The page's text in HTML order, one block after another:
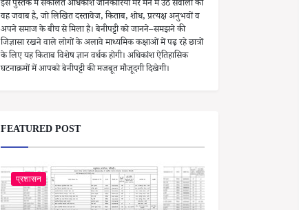
इस पुस्तक में संकलित अधिकांश जानकारियां मेरे मन में उठे सवालों का
वह जवाब है, जो लिखित दस्तावेज, किताब, शोध, प्रत्यक्ष अनुभवों व
अपने समाज के बीच से मिला है। बेनीपट्टी को जानने–समझने की
जिज्ञासा रखने वाले लोगों के अलावे माध्यमिक कक्षाओं में पढ़ रहे छात्रों
के लिए यह किताब विशेष ज्ञान वर्धक होगी। अधिकांश ऐतिहासिक
घटनाक्रमों में आपको बेनीपट्टी की मजबूत मौजूदगी दिखेगी।
FEATURED POST
प्रशासन